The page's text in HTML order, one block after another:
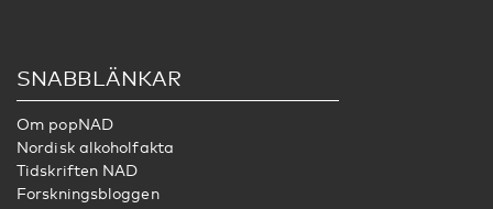
SNABBLÄNKAR
Om popNAD
Nordisk alkoholfakta
Tidskriften NAD
Forskningsbloggen